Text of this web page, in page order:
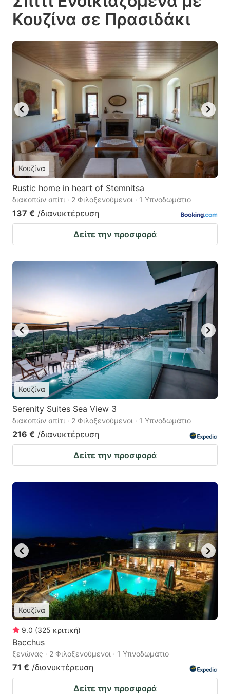
Κουζίνα σε Πρασιδάκι
Κουζίνα
Rustic home in heart of Stemnitsa
διακοπών σπίτι · 2 Φιλοξενούμενοι · 1 Υπνοδωμάτιο
137 € /διανυκτέρευση
Δείτε την προσφορά
Κουζίνα
Serenity Suites Sea View 3
διακοπών σπίτι · 2 Φιλοξενούμενοι · 1 Υπνοδωμάτιο
216 € /διανυκτέρευση
Δείτε την προσφορά
Κουζίνα
9.0 (325 κριτική)
Bacchus
ξενώνας · 2 Φιλοξενούμενοι · 1 Υπνοδωμάτιο
71 € /διανυκτέρευση
Δείτε την προσφορά